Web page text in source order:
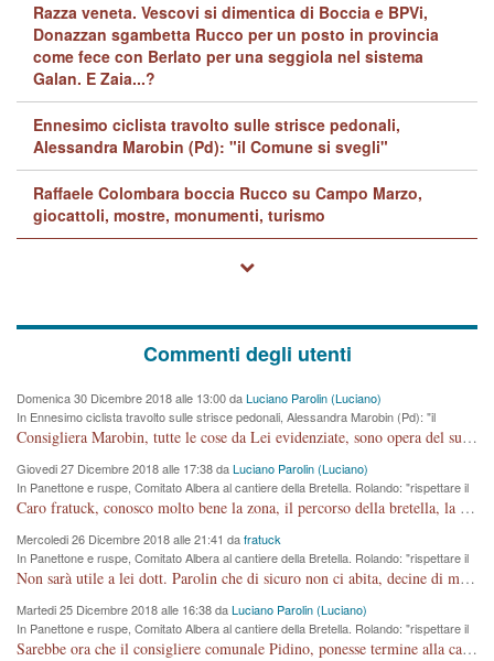
Razza veneta. Vescovi si dimentica di Boccia e BPVi,
Donazzan sgambetta Rucco per un posto in provincia
come fece con Berlato per una seggiola nel sistema
Galan. E Zaia...?
Ennesimo ciclista travolto sulle strisce pedonali,
Alessandra Marobin (Pd): "il Comune si svegli"
Raffaele Colombara boccia Rucco su Campo Marzo,
giocattoli, mostre, monumenti, turismo
Commenti degli utenti
Domenica 30 Dicembre 2018 alle 13:00 daLuciano Parolin (Luciano)
In Ennesimo ciclista travolto sulle strisce pedonali, Alessandra Marobin (Pd): "il
Comune si svegli"
Consigliera Marobin, tutte le cose da Lei evidenziate, sono opera del suo ex Assessore e compagno di Partito Antonio Marco Dalla Pozza Assessore alla "progettazione" di piste ciclabili e altre porcherie. A lui manderei il conto da saldare per incidenti e danni alle persone. E' ora che "finiamola." Avete perso rassegnatevi. qui IL SINDACO RUCCO NON C'ENTRA PER NIENTE. CAPITO!!!!!!!! Amen.
Giovedi 27 Dicembre 2018 alle 17:38 daLuciano Parolin (Luciano)
In Panettone e ruspe, Comitato Albera al cantiere della Bretella. Rolando: "rispettare il
cronoprogramma"
Caro fratuck, conosco molto bene la zona, il percorso della bretella, la situazione dei cittadini, abito in Viale Trento. A partire dal 2003 ho partecipato al Comitato di Maddalene pro bretella, e a riunioni propositive per apportare modifiche al progetto. Numerose mie foto del territorio sono arrivate a Roma, altri miei interventi (non graditi dalla Sx) sono stati pubblicati dal GdV, assieme ad altri come Ciro Asproso, ora favorevole alla bretella. Ho partecipato alla raccolta firme per la chiusura della strada x 5 giorni eseguita dal Sindaco Hullwech per sforamento 180 Micro/g. Pertanto come impegno per la tematica sono apposto con la coscienza. Ora il Progetto è partito, fine! Voglio dire che la nuova Giunta "comunale" non c'entra più. L'opera sarà "malauguratamente" eseguita, ma non con il mio placet. Il Consigliere Comunale dovrebbe capire che la campagna elettorale è finita, con buona pace di tutti. Quello che invece dovrebbe interessare è la proprietà della strada, dall'uscita autostradale Ovest, sino alla Rotatoria dell'Albara, vi sono tre possessori: Autostrade SpA; La Provincia, il Comune. Come la mettiamo per il futuro ? I costi, da 50 sono saliti a 100 milioni di € come dire 20 milioni a KM (!) da non credere. Comunque si farà. Ma nessuno canti Vittoria, anzi meglio non farne un ulteriore fatto "partitico" per questioni elettorali o di seggio. Se mi manda la sua mail, sono disponibile ad inviare i documenti e le foto sopra descritte. Con ossequi, Luciano Parolin
Mercoledi 26 Dicembre 2018 alle 21:41 dafratuck
In Panettone e ruspe, Comitato Albera al cantiere della Bretella. Rolando: "rispettare il
cronoprogramma"
Non sarà utile a lei dott. Parolin che di sicuro non ci abita, decine di migliaia di TIR, automobili e padroncini che passano quotidianamente per una strada appena rotabile, non è più possibile stendere i panni, attraversare la strada senza rischiare la morte, le case stanno crepando, i tempi sono cambiati e la bretella non passerà assolutamente per maddalene (ma cosa sta a dire?!), dia invece responsabilità a chi ha costruito tagliando la strada che doveva invece terminare a isola vicentina e non al moracchino lasciando Motta di Costabissara ancora in panne di traffico. I tempi sono cambiati dottore e se l'anagrafe della vita stagna nell'essere umano impressioni conservatrici, la società non le considera perchè va avanti, si industrializza e ha bisogno di infrastrutture e di sviluppo. Ultima considerazione, se è geloso di Rolando perchè vede in lui solo campagne politiche mentre si difendono i SOLI diritti dei cittadini, la preghiamo faccia considerazioni più appropriate. Saluti e complimenti per i suoi scritti.
Martedi 25 Dicembre 2018 alle 16:38 daLuciano Parolin (Luciano)
In Panettone e ruspe, Comitato Albera al cantiere della Bretella. Rolando: "rispettare il
cronoprogramma"
Sarebbe ora che il consigliere comunale Pidino, ponesse termine alla campagna elettorale nel territorio del suo seggio Villaggio del Sole. La tiraca è iniziata, distruggerà 6 km di prateria ovest della città, ricca di fonti e sorgenti d'acqua. I cittadini di Maddalene non avranno più Pace la notte. Molta colpa per la costruzione di questa Strada è proprio del signor Rolando,dei suoi gazebo mobili e che vuol far passare questa opera VANDALICA come progetto "utile" a chi ? Non è cosa seria sig. Rolando!